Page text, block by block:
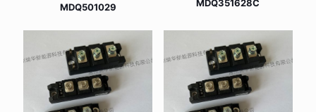
MDQ501029 MDQ351628C